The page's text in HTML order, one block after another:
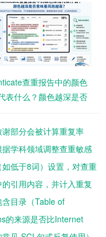
查重报告中的颜色
表什么？颜色越深是否
部分会被计算重复率
学科领域调整查重敏感
低于8词）设置，对查重
引用内容，并计入重复
目录（Table of
的来源是否比Internet